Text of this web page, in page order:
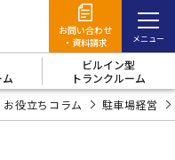
お問い合わせ
・資料請求
ム
ビルイン型
トランクルーム
お役立ちコラム 駐車場経営